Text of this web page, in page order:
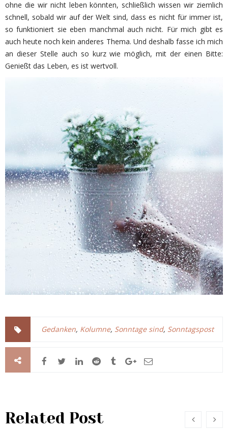
ohne die wir nicht leben könnten, schließlich wissen wir ziemlich
schnell, sobald wir auf der Welt sind, dass es nicht für immer ist,
so funktioniert sie eben manchmal auch nicht. Für mich gibt es
auch heute noch kein anderes Thema. Und deshalb fasse ich mich
an dieser Stelle auch so kurz wie möglich, mit der einen Bitte:
Genießt das Leben, es ist wertvoll.
Gedanken, Kolumne, Sonntage sind, Sonntagspost
Related Post